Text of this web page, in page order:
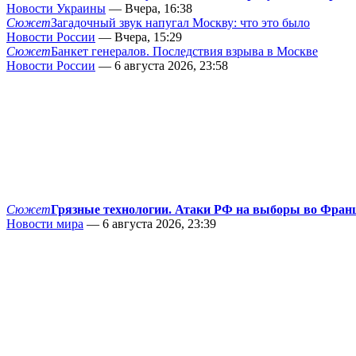
Новости Украины — Вчера, 16:38
СюжетЗагадочный звук напугал Москву: что это было
Новости России — Вчера, 15:29
СюжетБанкет генералов. Последствия взрыва в Москве
Новости России — 6 августа 2026, 23:58
СюжетГрязные технологии. Атаки РФ на выборы во
Новости мира — 6 августа 2026, 23:39